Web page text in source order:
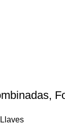
Llaves